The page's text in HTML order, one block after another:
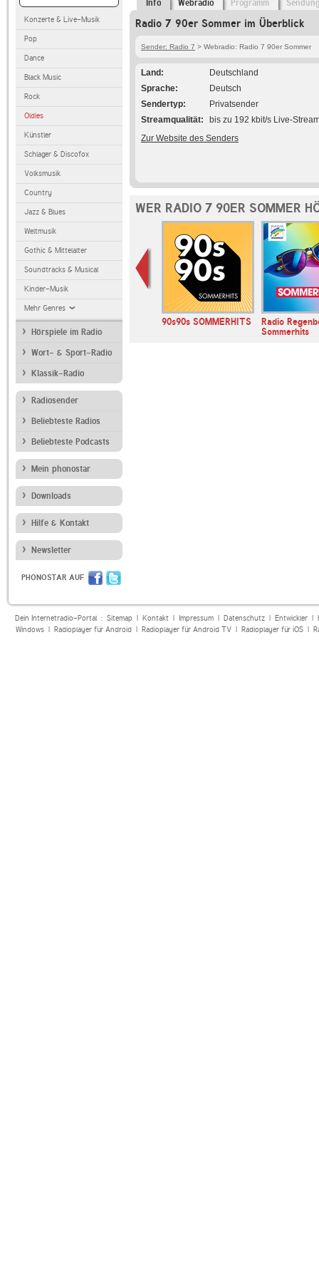
Konzerte & Live-Musik
Pop
Dance
Black Music
Rock
Oldies
Künstler
Schlager & Discofox
Volksmusik
Country
Jazz & Blues
Weltmusik
Gothic & Mittelalter
Soundtracks & Musical
Kinder-Musik
Mehr Genres
Hörspiele im Radio
Wort- & Sport-Radio
Klassik-Radio
Radiosender
Beliebteste Radios
Beliebteste Podcasts
Mein phonostar
Downloads
Hilfe & Kontakt
Newsletter
PHONOSTAR AUF
Info Webradio Programm
Radio 7 90er Sommer im Überblick
Sender: Radio 7 > Webradio: Radio 7 90er Sommer
Land
Deutschland
Sprache
Deutsch
Sendertyp
Privatsender
Streamqualität
bis zu 192 kbit/s Live-
Zur Website des Senders
WER RADIO 7 90ER SOMMER
Radio R.SH 90s90s SOMMERHITS
Radio
Sommerhits
Dein Internetradio-Portal : Sitemap| Kontakt| Impressum| Datenschutz| Entwickler|
Windows| Radioplayer für Android| Radioplayer für Android TV| Radioplayer für iOS|